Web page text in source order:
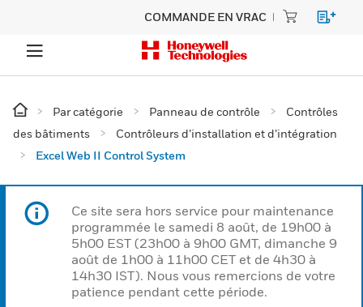
COMMANDE EN VRAC
Par catégorie Panneau de contrôle
Contrôles
des bâtiments
Contrôleurs d’installation et d’intégration
Excel Web II Control System
Ce site sera hors service pour maintenance
programmée le samedi 8 août, de 19h00 à
5h00 EST (23h00 à 9h00 GMT, dimanche 9
août de 1h00 à 11h00 CET et de 4h30 à
14h30 IST). Nous vous remercions de votre
patience pendant cette période.